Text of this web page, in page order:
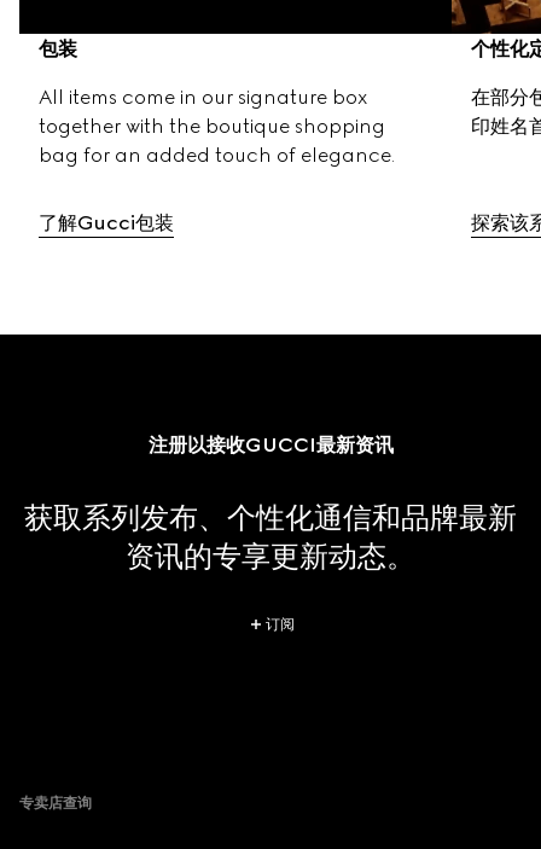
包装
All items come in our signature box
together with the boutique shopping
bag for an added touch of elegance.
了解Gucci包装
个性化
在部分
印姓名
探索该
注册以接收GUCCI最新资讯
获取系列发布、个性化通信和品牌最新
资讯的专享更新动态。
订阅
专卖店查询